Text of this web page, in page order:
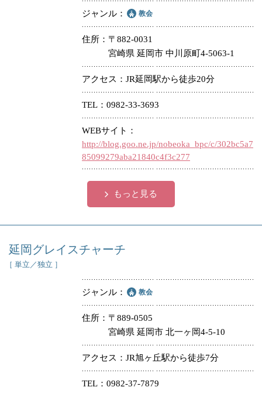
ジャンル 教会
住所
〒882-0031
宮崎県 延岡市 中川原町4-5063-1
アクセス JR延岡駅から徒歩20分
TEL 0982-33-3693
WEBサイト
http://blog.goo.ne.jp/nobeoka_bpc/c/302bc5a7
85099279aba21840c4f3c277
もっと見る
延岡グレイスチャーチ
［ 単立／独立 ］
ジャンル 教会
住所
〒889-0505
宮崎県 延岡市 北一ヶ岡4-5-10
アクセス JR旭ヶ丘駅から徒歩7分
TEL 0982-37-7879